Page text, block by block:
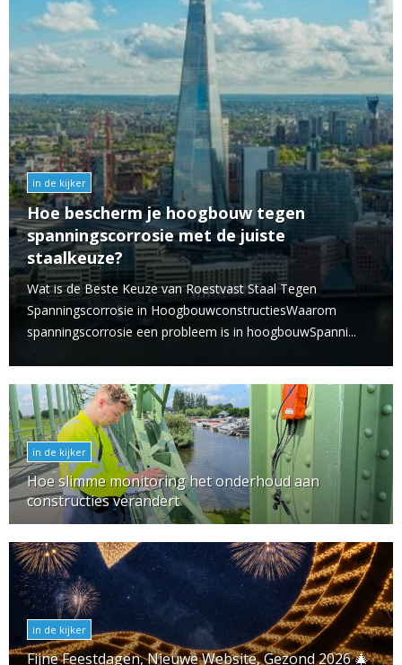
in de kijker
Hoe bescherm je hoogbouw tegen
spanningscorrosie met de juiste
staalkeuze?
Wat is de Beste Keuze van Roestvast Staal Tegen
Spanningscorrosie in HoogbouwconstructiesWaarom
spanningscorrosie een probleem is in hoogbouwSpanni...
in de kijker
Hoe slimme monitoring het onderhoud aan
constructies verandert
in de kijker
Fijne Feestdagen, Nieuwe Website, Gezond 2026 🎄